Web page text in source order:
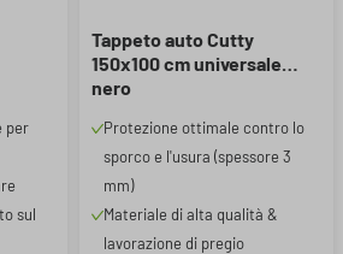
per
sul
Tappeto auto Cutty
150x100 cm universale
nero
Protezione ottimale contro lo
sporco e l'usura (spessore 3
mm)
Materiale di alta qualità &
lavorazione di pregio